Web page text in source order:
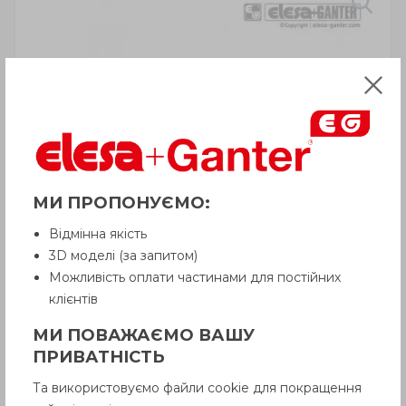
ВНИМАНИЕ!
Товар с пометкой «Есть в наличии»
МИ ПРОПОНУЄМО:
Відмінна якість
3D моделі (за запитом)
Можливість оплати частинами для постійних
клієнтів
МИ ПОВАЖАЄМО ВАШУ
ПРИВАТНІСТЬ
Та використовуємо файли cookie для покращення